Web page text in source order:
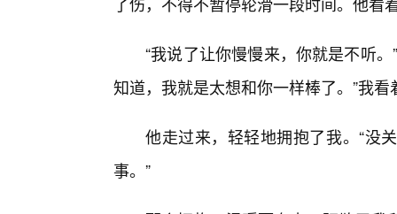
“我说了让你慢慢来，你就是不听
知道，我就是太想和你一样棒了。”我
他走过来，轻轻地拥抱了我。“没
事。”